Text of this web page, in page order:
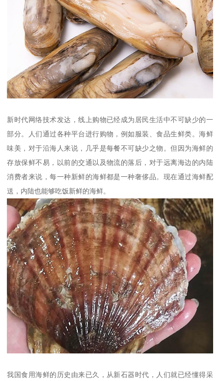
新时代网络技术发达，线上购物已经成为居民生活中不可缺少的一
部分。人们通过各种平台进行购物，例如服装、食品生鲜类。海鲜
味美，对于沿海人来说，几乎是每餐不可缺少之物。但因为海鲜的
存放保鲜不易，以前的交通以及物流的落后，对于远离海边的内陆
消费者来说，每一种新鲜的海鲜都是一种奢侈品。现在通过海鲜配
送，内陆也能够吃饭新鲜的海鲜。
我国食用海鲜的历史由来已久，从新石器时代，人们就已经懂得采